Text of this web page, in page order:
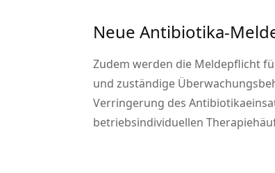
Neue Antibiotika-
Zudem werden die Meldepflicht
und zuständige
Verringerung des
betriebsindividuellen